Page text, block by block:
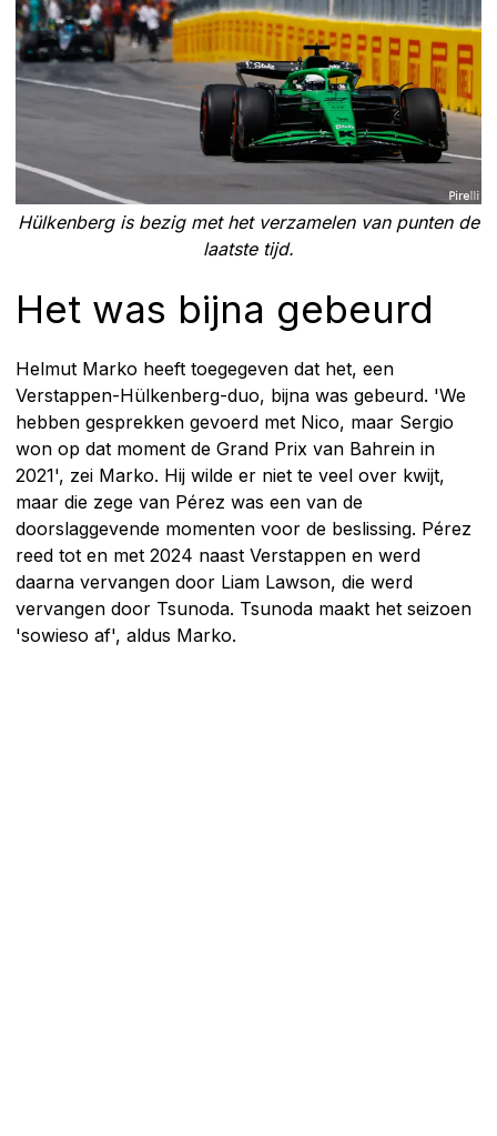
Hülkenberg is bezig met het verzamelen van punten de
laatste tijd.
Het was bijna gebeurd
Helmut Marko heeft toegegeven dat het, een
Verstappen-Hülkenberg-duo, bijna was gebeurd. 'We
hebben gesprekken gevoerd met Nico, maar Sergio
won op dat moment de Grand Prix van Bahrein in
2021', zei Marko. Hij wilde er niet te veel over kwijt,
maar die zege van Pérez was een van de
doorslaggevende momenten voor de beslissing. Pérez
reed tot en met 2024 naast Verstappen en werd
daarna vervangen door Liam Lawson, die werd
vervangen door Tsunoda. Tsunoda maakt het seizoen
'sowieso af', aldus Marko.